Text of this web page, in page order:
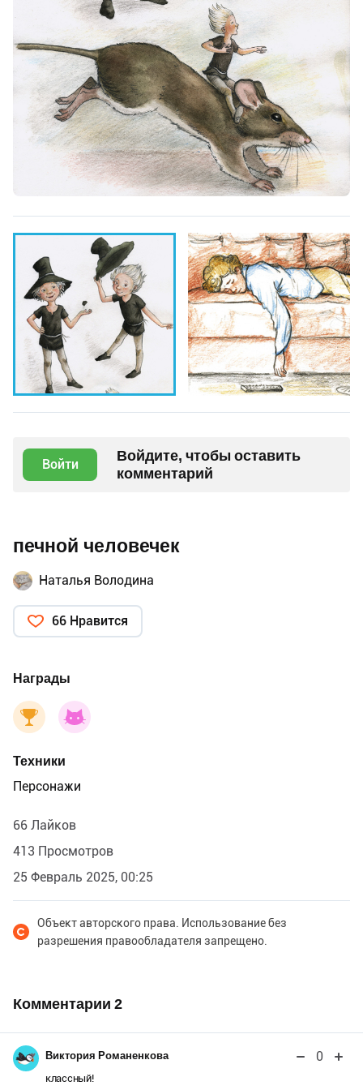
Войти
Войдите, чтобы оставить
комментарий
печной человечек
Наталья Володина
66 Нравится
Награды
Техники
Персонажи
66 Лайков
413 Просмотров
25 Февраль 2025, 00:25
Объект авторского права. Использование без
разрешения правообладателя запрещено.
Комментарии 2
Виктория Романенкова 0
классный!